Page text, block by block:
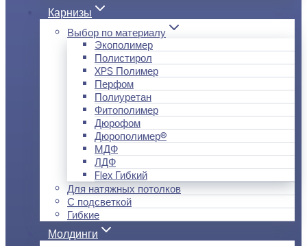
Карнизы
Выбор по материалу
Экополимер
Полистирол
XPS Полимер
Перфом
Полиуретан
Фитополимер
Дюрофом
Дюрополимер®
МДФ
ЛДФ
Flex Гибкий
Для натяжных потолков
С подсветкой
Гибкие
Молдинги